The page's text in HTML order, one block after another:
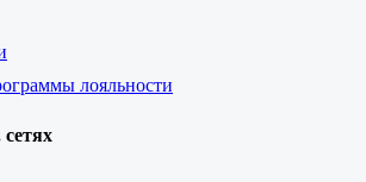
лояльности